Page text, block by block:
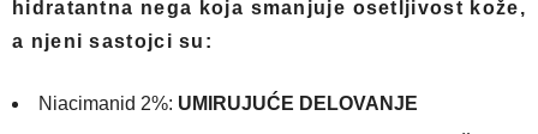
hidratantna nega koja smanjuje osetljivost kože,
a njeni sastojci su:
Niacimanid 2%: UMIRUJUĆE DELOVANJE